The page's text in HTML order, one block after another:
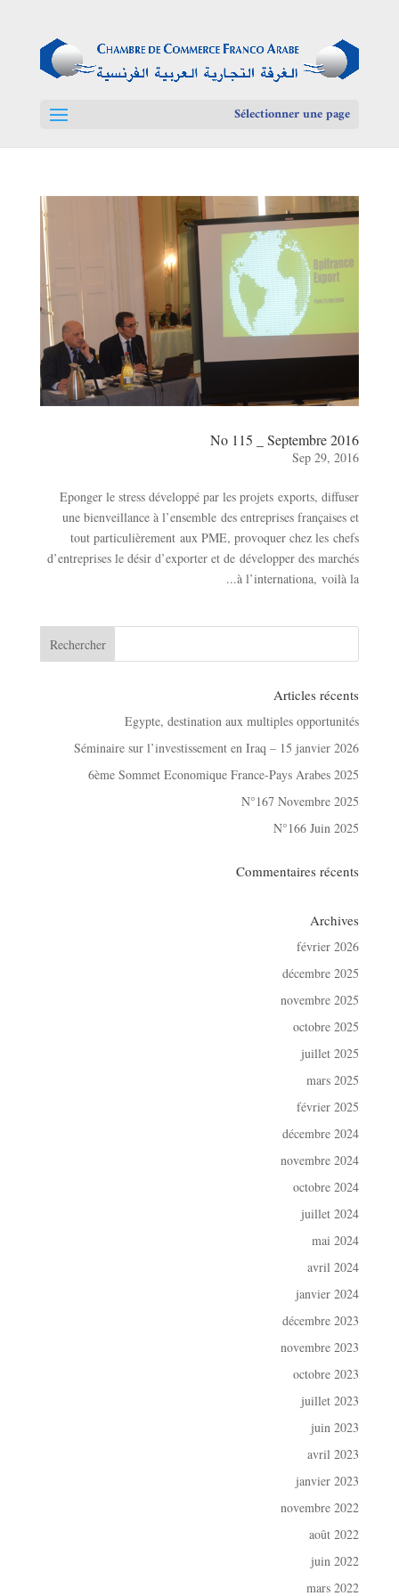
Sélectionner une page
No 115 _ Septembre 2016
Sep 29, 2016
Eponger le stress développé par les projets exports, diffuser
une bienveillance à l’ensemble des entreprises françaises et
tout particulièrement aux PME, provoquer chez les chefs
d’entreprises le désir d’exporter et de développer des marchés
à l’internationa, voilà la...
Articles récents
Egypte, destination aux multiples opportunités
Séminaire sur l’investissement en Iraq – 15 janvier 2026
6ème Sommet Economique France-Pays Arabes 2025
N°167 Novembre 2025
N°166 Juin 2025
Commentaires récents
Archives
février 2026
décembre 2025
novembre 2025
octobre 2025
juillet 2025
mars 2025
février 2025
décembre 2024
novembre 2024
octobre 2024
juillet 2024
mai 2024
avril 2024
janvier 2024
décembre 2023
novembre 2023
octobre 2023
juillet 2023
juin 2023
avril 2023
janvier 2023
novembre 2022
août 2022
juin 2022
mars 2022